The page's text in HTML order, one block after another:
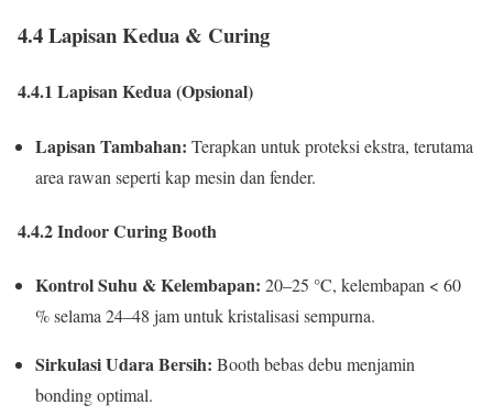
4.4 Lapisan Kedua & Curing
4.4.1 Lapisan Kedua (Opsional)
Lapisan Tambahan: Terapkan untuk proteksi ekstra, terutama
area rawan seperti kap mesin dan fender.
4.4.2 Indoor Curing Booth
Kontrol Suhu & Kelembapan: 20–25 °C, kelembapan < 60
% selama 24–48 jam untuk kristalisasi sempurna.
Sirkulasi Udara Bersih: Booth bebas debu menjamin
bonding optimal.